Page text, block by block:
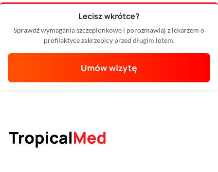
Lecisz wkrótce?
Sprawdź wymagania szczepionkowe i porozmawiaj z lekarzem o
profilaktyce zakrzepicy przed długim lotem.
Umów wizytę